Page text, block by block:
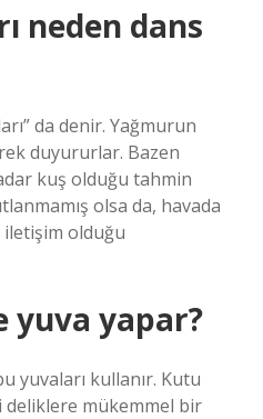
neden dans
da denir. Yağmurun
duyururlar. Bazen
kuş olduğu tahmin
olsa da, havada
iletişim olduğu
yuva yapar?
yuvaları kullanır. Kutu
deliklere mükemmel bir